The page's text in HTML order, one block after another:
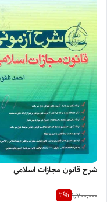
شرح قانون مجازات اسلامی
1,700,000
2%